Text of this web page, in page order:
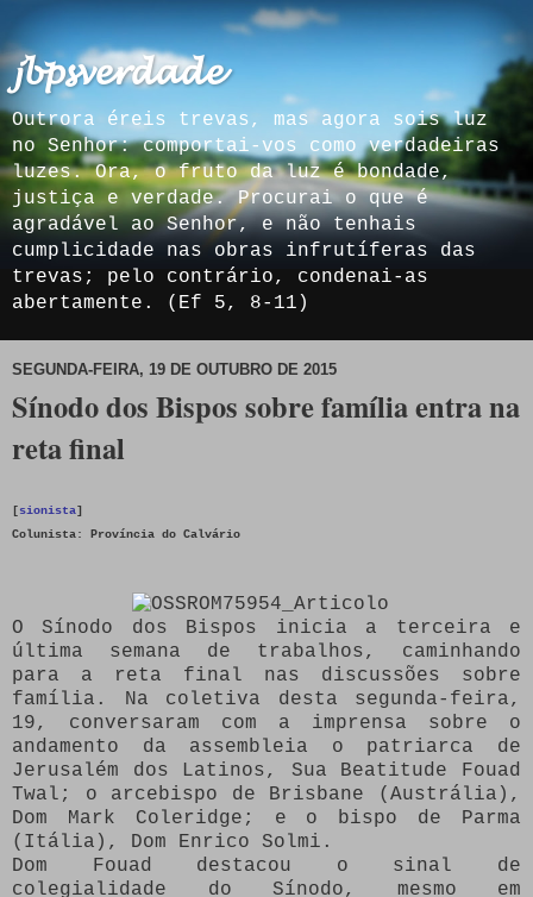
𝓳𝓫𝓹𝓼𝓿𝓮𝓻𝓭𝓪𝓭𝓮
Outrora éreis trevas, mas agora sois luz
no Senhor: comportai-vos como verdadeiras
luzes. Ora, o fruto da luz é bondade,
justiça e verdade. Procurai o que é
agradável ao Senhor, e não tenhais
cumplicidade nas obras infrutíferas das
trevas; pelo contrário, condenai-as
abertamente. (Ef 5, 8-11)
SEGUNDA-FEIRA, 19 DE OUTUBRO DE 2015
Sínodo dos Bispos sobre família entra na
reta final
[sionista]
Colunista: Província do Calvário
O Sínodo dos Bispos inicia a terceira e
última semana de trabalhos, caminhando
para a reta final nas discussões sobre
família. Na coletiva desta segunda-feira,
19, conversaram com a imprensa sobre o
andamento da assembleia o patriarca de
Jerusalém dos Latinos, Sua Beatitude Fouad
Twal; o arcebispo de Brisbane (Austrália),
Dom Mark Coleridge; e o bispo de Parma
(Itália), Dom Enrico Solmi.
Dom Fouad destacou o sinal de
colegialidade do Sínodo, mesmo em